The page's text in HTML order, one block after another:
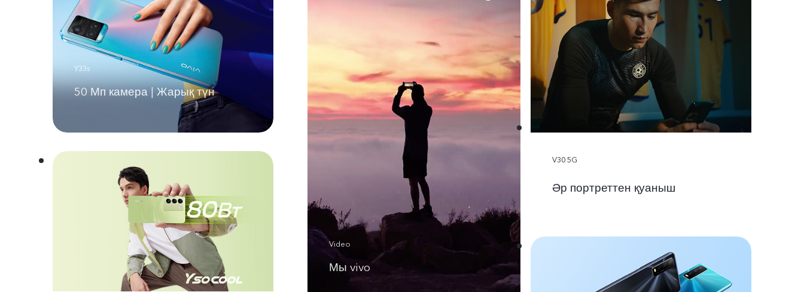
Y33s
50 Мп камера | Жарық түн
Video
Мы vivo
V30 5G
Әр портреттен қуаныш